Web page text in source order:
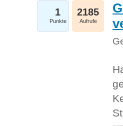
1
Punkte
2185
Aufrufe